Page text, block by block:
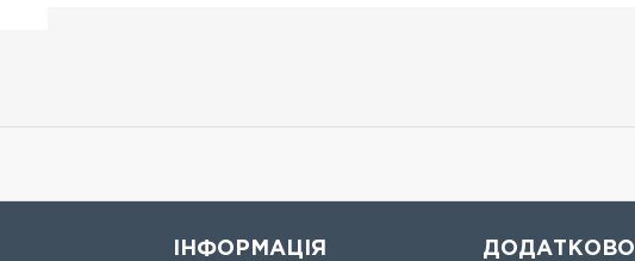
ІНФОРМАЦІЯ ДОДАТКОВО